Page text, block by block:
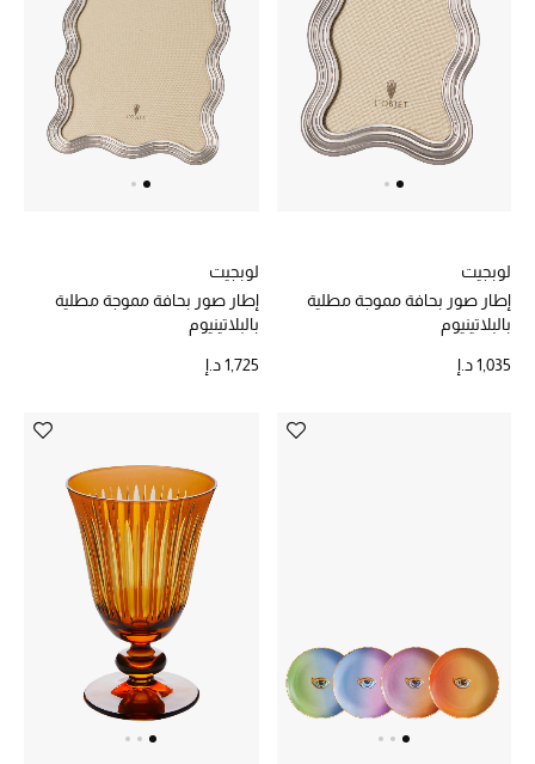
المجوهرات
عرض كل التنزيلات
أبرز المصممين
مجوهرات عصرية للنساء
إكسسوارات للرجال
مجوهرات فاخرة للأطفال
الهدايا
لوبجيت
إطار صور بحافة مموجة مطلية
بالبلاتينيوم
1,035 د.إ
لوبجيت
إطار صور بحافة مموجة مطلية
بالبلاتينيوم
1,725 د.إ